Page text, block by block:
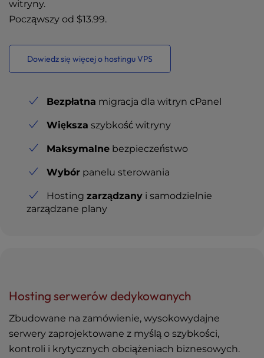
witryny.
Począwszy od $13.99.
Dowiedz się więcej o hostingu VPS
Bezpłatna migracja dla witryn cPanel
Większa szybkość witryny
Maksymalne bezpieczeństwo
Wybór panelu sterowania
Hosting zarządzany i samodzielnie
zarządzane plany
Hosting serwerów dedykowanych
Zbudowane na zamówienie, wysokowydajne
serwery zaprojektowane z myślą o szybkości,
kontroli i krytycznych obciążeniach biznesowych.